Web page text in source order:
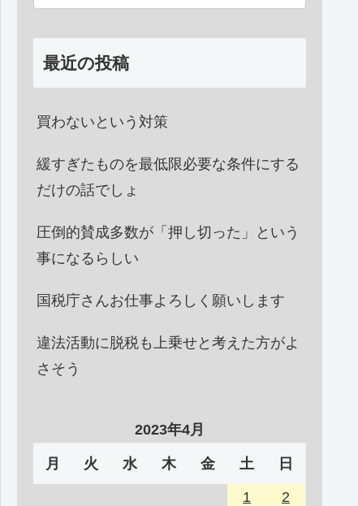
最近の投稿
買わないという対策
緩すぎたものを最低限必要な条件にする
だけの話でしょ
圧倒的賛成多数が「押し切った」という
事になるらしい
国税庁さんお仕事よろしく願いします
違法活動に脱税も上乗せと考えた方がよ
さそう
2023年4月
月 火 水 木 金 土 日
1
2